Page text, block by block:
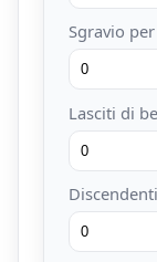
Sgravio
Lasciti di